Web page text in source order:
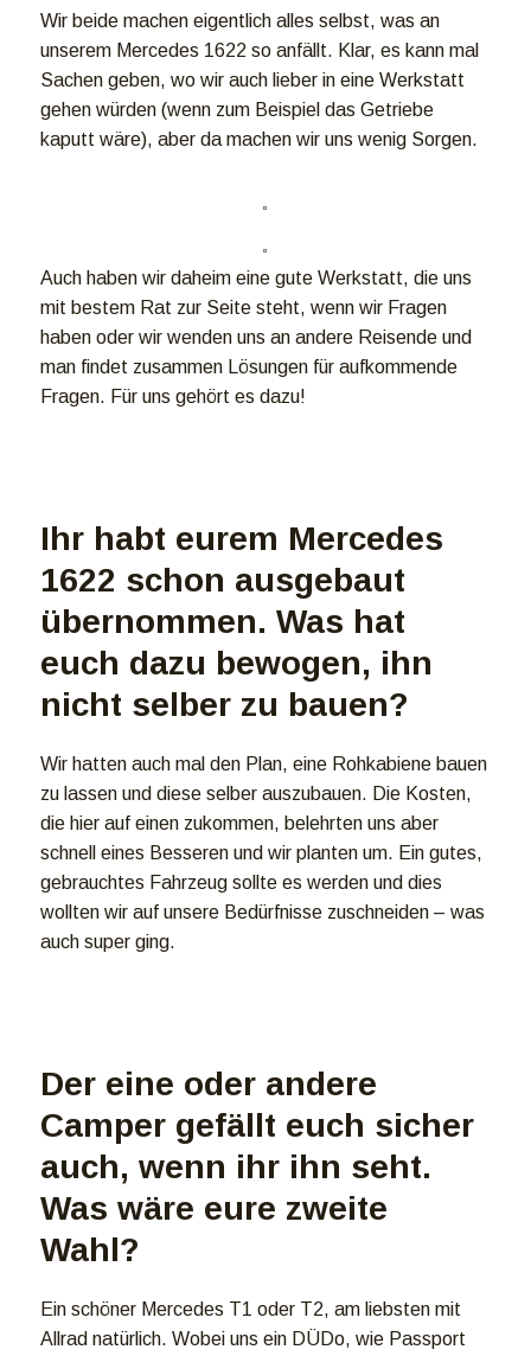
Wir beide machen eigentlich alles selbst, was an
unserem Mercedes 1622 so anfällt. Klar, es kann mal
Sachen geben, wo wir auch lieber in eine Werkstatt
gehen würden (wenn zum Beispiel das Getriebe
kaputt wäre), aber da machen wir uns wenig Sorgen.
Auch haben wir daheim eine gute Werkstatt, die uns
mit bestem Rat zur Seite steht, wenn wir Fragen
haben oder wir wenden uns an andere Reisende und
man findet zusammen Lösungen für aufkommende
Fragen. Für uns gehört es dazu!
Ihr habt eurem Mercedes
1622 schon ausgebaut
übernommen. Was hat
euch dazu bewogen, ihn
nicht selber zu bauen?
Wir hatten auch mal den Plan, eine Rohkabiene bauen
zu lassen und diese selber auszubauen. Die Kosten,
die hier auf einen zukommen, belehrten uns aber
schnell eines Besseren und wir planten um. Ein gutes,
gebrauchtes Fahrzeug sollte es werden und dies
wollten wir auf unsere Bedürfnisse zuschneiden – was
auch super ging.
Der eine oder andere
Camper gefällt euch sicher
auch, wenn ihr ihn seht.
Was wäre eure zweite
Wahl?
Ein schöner Mercedes T1 oder T2, am liebsten mit
Allrad natürlich. Wobei uns ein DÜDo, wie Passport